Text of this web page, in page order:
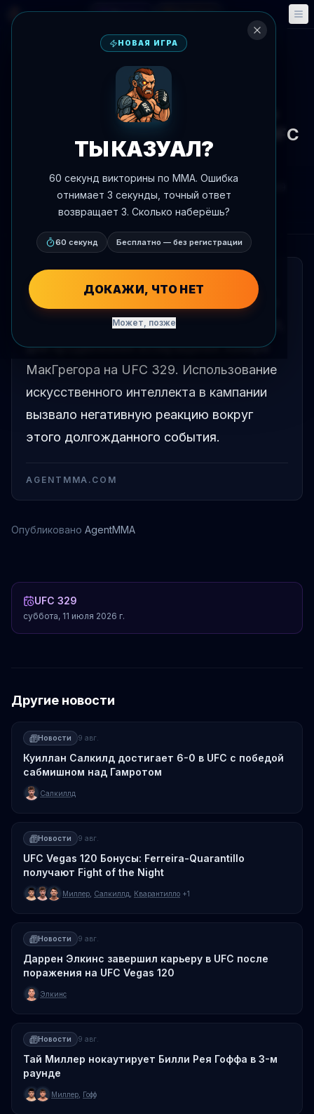
🎮 Фэнтези 📅 События
Новости
UFC критикуют за AI-промо
возвращения МакГрегора на UFC
329
Oscar Nascimento
AgentMMA.com
UFC получает критику за использование
видеоролика, созданного с помощью ИИ,
для продвижения возвращения Конора
МакГрегора на UFC 329. Использование
искусственного интеллекта в кампании
вызвало негативную реакцию вокруг
этого долгожданного события.
AGENTMMA.COM
Опубликовано AgentMMA
UFC 329
суббота, 11 июля 2026 г.
Другие новости
Новости 9 авг.
Куиллан Салкилд достигает 6-0 в UFC с победой
сабмишном над Гамротом
Салкиллд
Новости 9 авг.
UFC Vegas 120 Бонусы: Ferreira-Quarantillo
получают Fight of the Night
Миллер Салкиллд Кварантилло +1
Новости 9 авг.
Даррен Элкинс завершил карьеру в UFC после
поражения на UFC Vegas 120
Элкинс
Новости 9 авг.
Тай Миллер нокаутирует Билли Рея Гоффа в 3-м
раунде
Миллер Гофф
НОВАЯ ИГРА
ТЫ КАЗУАЛ?
60 секунд викторины по MMA. Ошибка
отнимает 3 секунды, точный ответ
возвращает 3. Сколько наберёшь?
60 секунд Бесплатно — без регистрации
ДОКАЖИ, ЧТО НЕТ
Может, позже